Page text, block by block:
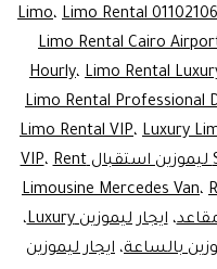
for
VIP
&
Limo، Limo Rental
Limo Rental Cairo
Hourly، Limo Rental
Limo Rental Professional
Limo Rental VIP، Luxury
،Rent
Limousine Mercedes Van،
،ايجار ليموزين Luxury
،
بالساعة، ايجار ليموزين